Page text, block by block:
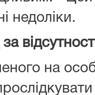
недоліки.
на